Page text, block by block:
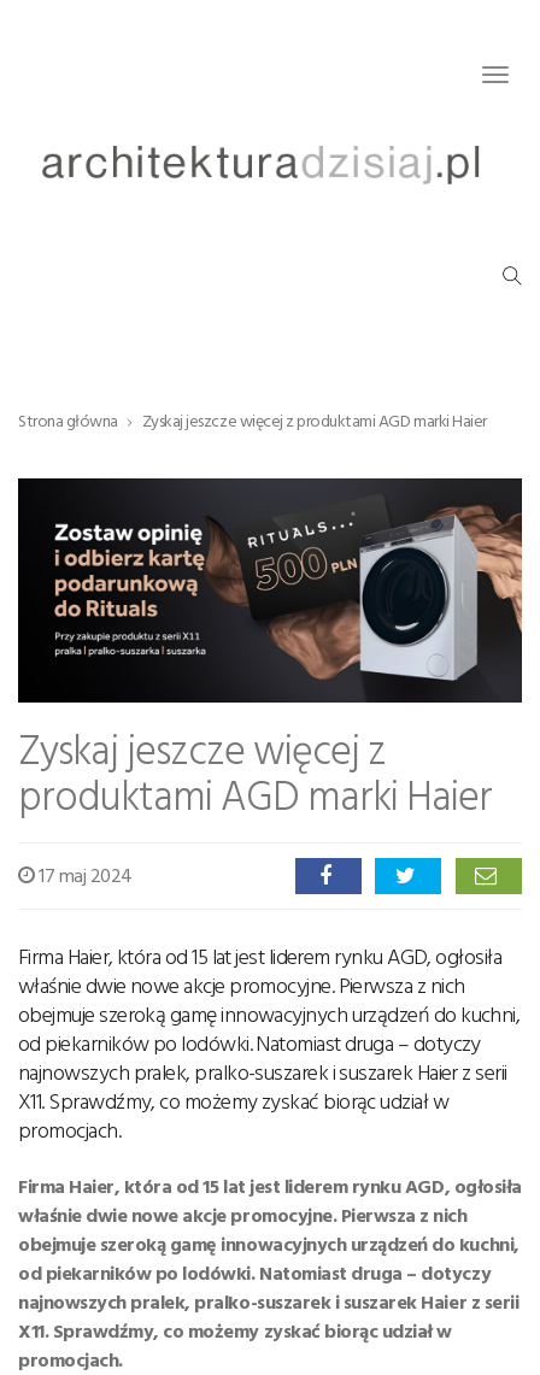
Strona główna Zyskaj jeszcze więcej z produktami AGD marki Haier
Zyskaj jeszcze więcej z
produktami AGD marki Haier
17 maj 2024
Firma Haier, która od 15 lat jest liderem rynku AGD, ogłosiła
właśnie dwie nowe akcje promocyjne. Pierwsza z nich
obejmuje szeroką gamę innowacyjnych urządzeń do kuchni,
od piekarników po lodówki. Natomiast druga – dotyczy
najnowszych pralek, pralko-suszarek i suszarek Haier z serii
X11. Sprawdźmy, co możemy zyskać biorąc udział w
promocjach.
Firma Haier, która od 15 lat jest liderem rynku AGD, ogłosiła
właśnie dwie nowe akcje promocyjne. Pierwsza z nich
obejmuje szeroką gamę innowacyjnych urządzeń do kuchni,
od piekarników po lodówki. Natomiast druga – dotyczy
najnowszych pralek, pralko-suszarek i suszarek Haier z serii
X11. Sprawdźmy, co możemy zyskać biorąc udział w
promocjach.